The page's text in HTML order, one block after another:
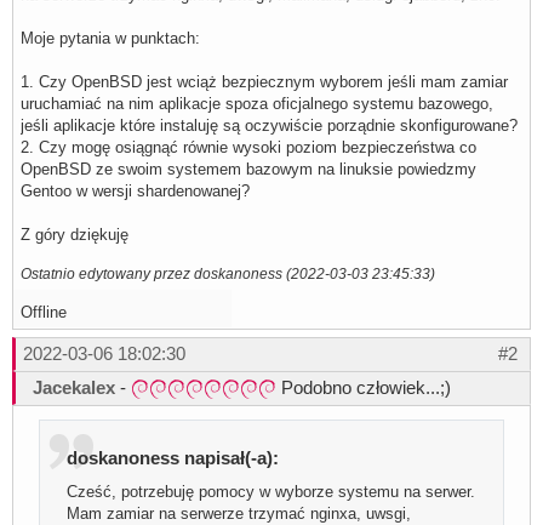
Moje pytania w punktach:
1. Czy OpenBSD jest wciąż bezpiecznym wyborem jeśli mam zamiar
uruchamiać na nim aplikacje spoza oficjalnego systemu bazowego,
jeśli aplikacje które instaluję są oczywiście porządnie skonfigurowane?
2. Czy mogę osiągnąć równie wysoki poziom bezpieczeństwa co
OpenBSD ze swoim systemem bazowym na linuksie powiedzmy
Gentoo w wersji shardenowanej?
Z góry dziękuję
Ostatnio edytowany przez doskanoness (2022-03-03 23:45:33)
Offline
#2
2022-03-06 18:02:30
Jacekalex - Podobno człowiek...;)
doskanoness napisał(-a):
Cześć, potrzebuję pomocy w wyborze systemu na serwer.
Mam zamiar na serwerze trzymać nginxa, uwsgi,